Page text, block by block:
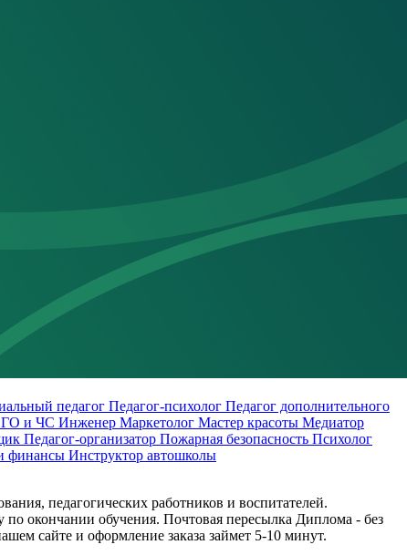
педагог Педагог-психолог Педагог дополнительного
ГО и ЧС Инженер Маркетолог Мастер красоты Медиатор
Педагог-организатор Пожарная безопасность Психолог
финансы Инструктор автошколы
педагогических работников и воспитателей.
окончании обучения. Почтовая пересылка Диплома - без
сайте и оформление заказа займет 5-10 минут.